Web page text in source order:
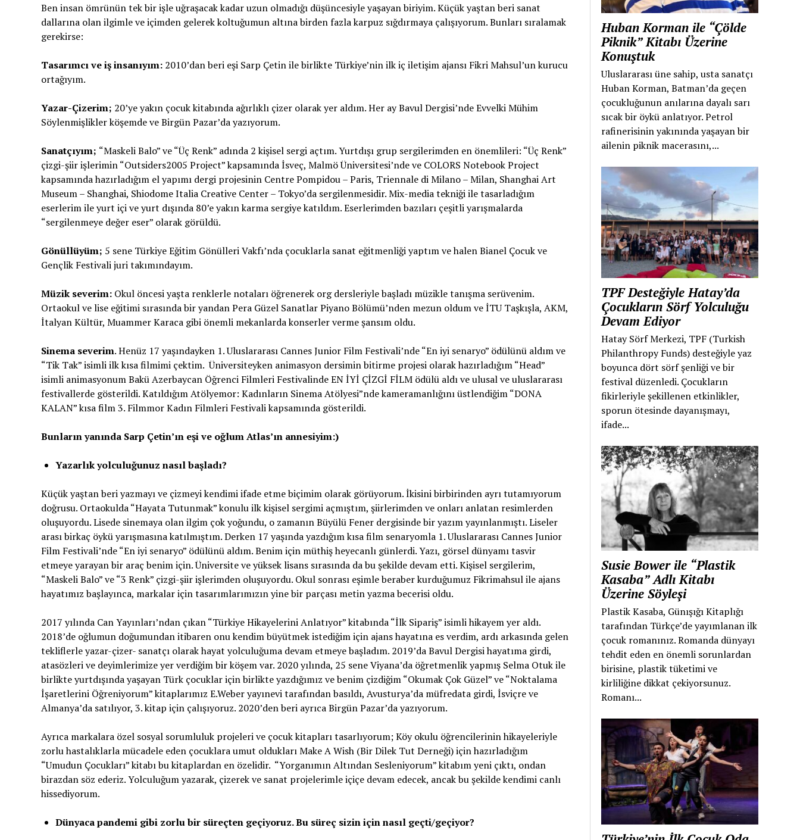
Ben insan ömrünün tek bir işle uğraşacak kadar uzun olmadığı düşüncesiyle yaşayan biriyim. Küçük yaştan beri sanat
dallarına olan ilgimle ve içimden gelerek koltuğumun altına birden fazla karpuz sığdırmaya çalışıyorum. Bunları sıralamak
gerekirse:
Tasarımcıve işinsanıyım: 2010’dan beri eşi Sarp Çetin ile birlikte Türkiye’nin ilk iç iletişim ajansı Fikri Mahsul’un kurucu
ortağıyım.
Yazar-Çizerim; 20’ye yakın çocuk kitabında ağırlıklı çizer olarak yer aldım. Her ay Bavul Dergisi’nde Evvelki Mühim
Söylenmişlikler köşemde ve Birgün Pazar’da yazıyorum.
Sanatçıyım; “Maskeli Balo” ve “Üç Renk” adında 2 kişisel sergi açtım. Yurtdışı grup sergilerimden en önemlileri: “Üç Renk”
çizgi-şiir işlerimin “Outsiders2005 Project” kapsamında İsveç, Malmö Üniversitesi’nde ve COLORS Notebook Project
kapsamında hazırladığım el yapımı dergi projesinin Centre Pompidou – Paris, Triennale di Milano – Milan, Shanghai Art
Museum – Shanghai, Shiodome Italia Creative Center – Tokyo’da sergilenmesidir. Mix-media tekniği ile tasarladığım
eserlerim ile yurt içi ve yurt dışında 80’e yakın karma sergiye katıldım. Eserlerimden bazıları çeşitli yarışmalarda
“sergilenmeye değer eser” olarak görüldü.
Gönüllüyüm; 5 sene Türkiye Eğitim Gönülleri Vakfı’nda çocuklarla sanat eğitmenliği yaptım ve halen Bianel Çocuk ve
Gençlik Festivali juri takımındayım.
Müzik severim: Okul öncesi yaşta renklerle notaları öğrenerek org dersleriyle başladı müzikle tanışma serüvenim.
Ortaokul ve lise eğitimi sırasında bir yandan Pera Güzel Sanatlar Piyano Bölümü’nden mezun oldum ve İTU Taşkışla, AKM,
İtalyan Kültür, Muammer Karaca gibi önemli mekanlarda konserler verme şansım oldu.
Sinemaseverim. Henüz 17 yaşındayken 1. Uluslararası Cannes Junior Film Festivali’nde “En iyi senaryo” ödülünü aldım ve
“Tik Tak” isimli ilk kısa filmimi çektim. Üniversiteyken animasyon dersimin bitirme projesi olarak hazırladığım “Head”
isimli animasyonum Bakü Azerbaycan Öğrenci Filmleri Festivalinde EN İYİ ÇİZGİ FİLM ödülü aldı ve ulusal ve uluslararası
festivallerde gösterildi. Katıldığım Atölyemor: Kadınların Sinema Atölyesi”nde kameramanlığını üstlendiğim “DONA
KALAN” kısa film 3. Filmmor Kadın Filmleri Festivali kapsamında gösterildi.
Bunların yanında Sarp Çetin’ın eşi ve oğlum Atlas’ın annesiyim:)
Yazarlık yolculuğunuz nasıl başladı?
Küçük yaştan beri yazmayı ve çizmeyi kendimi ifade etme biçimim olarak görüyorum. İkisini birbirinden ayrı tutamıyorum
doğrusu. Ortaokulda “Hayata Tutunmak” konulu ilk kişisel sergimi açmıştım, şiirlerimden ve onları anlatan resimlerden
oluşuyordu. Lisede sinemaya olan ilgim çok yoğundu, o zamanın Büyülü Fener dergisinde bir yazım yayınlanmıştı. Liseler
arası birkaç öykü yarışmasına katılmıştım. Derken 17 yaşında yazdığım kısa film senaryomla 1. Uluslararası Cannes Junior
Film Festivali’nde “En iyi senaryo” ödülünü aldım. Benim için müthiş heyecanlı günlerdi. Yazı, görsel dünyamı tasvir
etmeye yarayan bir araç benim için. Üniversite ve yüksek lisans sırasında da bu şekilde devam etti. Kişisel sergilerim,
“Maskeli Balo” ve “3 Renk” çizgi-şiir işlerimden oluşuyordu. Okul sonrası eşimle beraber kurduğumuz Fikrimahsul ile ajans
hayatımız başlayınca, markalar için tasarımlarımızın yine bir parçası metin yazma becerisi oldu.
2017 yılında Can Yayınları’ndan çıkan “Türkiye Hikayelerini Anlatıyor” kitabında “İlk Sipariş” isimli hikayem yer aldı.
2018’de oğlumun doğumundan itibaren onu kendim büyütmek istediğim için ajans hayatına es verdim, ardı arkasında gelen
tekliflerle yazar-çizer- sanatçı olarak hayat yolculuğuma devam etmeye başladım. 2019’da Bavul Dergisi hayatıma girdi,
atasözleri ve deyimlerimize yer verdiğim bir köşem var. 2020 yılında, 25 sene Viyana’da öğretmenlik yapmış Selma Otuk ile
birlikte yurtdışında yaşayan Türk çocuklar için birlikte yazdığımız ve benim çizdiğim “Okumak Çok Güzel” ve “Noktalama
İşaretlerini Öğreniyorum” kitaplarımız E.Weber yayınevi tarafından basıldı, Avusturya’da müfredata girdi, İsviçre ve
Almanya’da satılıyor, 3. kitap için çalışıyoruz. 2020’den beri ayrıca Birgün Pazar’da yazıyorum.
Ayrıca markalara özel sosyal sorumluluk projeleri ve çocuk kitapları tasarlıyorum; Köy okulu öğrencilerinin hikayeleriyle
zorlu hastalıklarla mücadele eden çocuklara umut oldukları Make A Wish (Bir Dilek Tut Derneği) için hazırladığım
“Umudun Çocukları” kitabı bu kitaplardan en özelidir. “Yorganımın Altından Sesleniyorum” kitabım yeni çıktı, ondan
birazdan söz ederiz. Yolculuğum yazarak, çizerek ve sanat projelerimle içiçe devam edecek, ancak bu şekilde kendimi canlı
hissediyorum.
Dünyaca pandemi gibi zorlu bir süreçten geçiyoruz. Bu süreç sizin için nasıl geçti/geçiyor?
Huban Korman ile “Çölde
Piknik” Kitabı Üzerine
Konuştuk
Uluslararası üne sahip, usta sanatçı
Huban Korman, Batman’da geçen
çocukluğunun anılarına dayalı sarı
sıcak bir öykü anlatıyor. Petrol
rafinerisinin yakınında yaşayan bir
ailenin piknik macerasını,...
TPF Desteğiyle Hatay’da
Çocukların Sörf Yolculuğu
Devam Ediyor
Hatay Sörf Merkezi, TPF (Turkish
Philanthropy Funds) desteğiyle yaz
boyunca dört sörf şenliği ve bir
festival düzenledi. Çocukların
fikirleriyle şekillenen etkinlikler,
sporun ötesinde dayanışmayı,
ifade...
Susie Bower ile “Plastik
Kasaba” Adlı Kitabı
Üzerine Söyleşi
Plastik Kasaba, Günışığı Kitaplığı
tarafından Türkçe’de yayımlanan ilk
çocuk romanınız. Romanda dünyayı
tehdit eden en önemli sorunlardan
birisine, plastik tüketimi ve
kirliliğine dikkat çekiyorsunuz.
Romanı...